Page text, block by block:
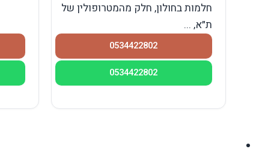
חלמות בחולון, חלק מהמטרופולין של
ת״א, ...
0534422802
0534422802